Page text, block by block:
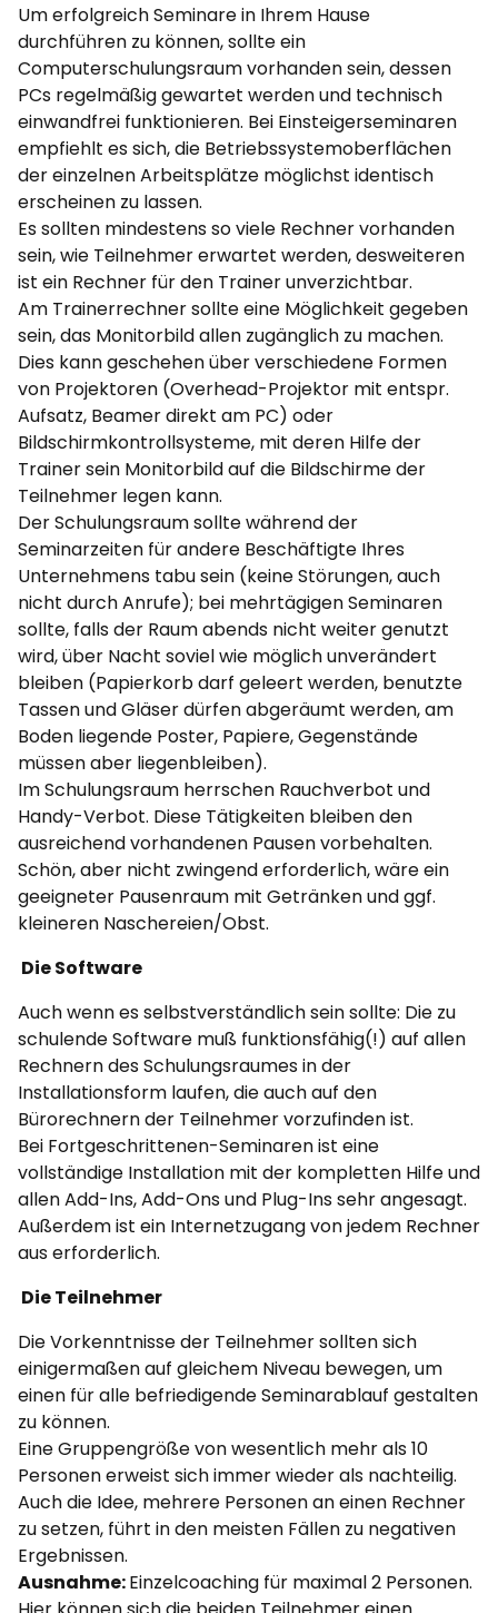
Um erfolgreich Seminare in Ihrem Hause
durchführen zu können, sollte ein
Computerschulungsraum vorhanden sein, dessen
PCs regelmäßig gewartet werden und technisch
einwandfrei funktionieren. Bei Einsteigerseminaren
empfiehlt es sich, die Betriebssystemoberflächen
der einzelnen Arbeitsplätze möglichst identisch
erscheinen zu lassen.
Es sollten mindestens so viele Rechner vorhanden
sein, wie Teilnehmer erwartet werden, desweiteren
ist ein Rechner für den Trainer unverzichtbar.
Am Trainerrechner sollte eine Möglichkeit gegeben
sein, das Monitorbild allen zugänglich zu machen.
Dies kann geschehen über verschiedene Formen
von Projektoren (Overhead-Projektor mit entspr.
Aufsatz, Beamer direkt am PC) oder
Bildschirmkontrollsysteme, mit deren Hilfe der
Trainer sein Monitorbild auf die Bildschirme der
Teilnehmer legen kann.
Der Schulungsraum sollte während der
Seminarzeiten für andere Beschäftigte Ihres
Unternehmens tabu sein (keine Störungen, auch
nicht durch Anrufe); bei mehrtägigen Seminaren
sollte, falls der Raum abends nicht weiter genutzt
wird, über Nacht soviel wie möglich unverändert
bleiben (Papierkorb darf geleert werden, benutzte
Tassen und Gläser dürfen abgeräumt werden, am
Boden liegende Poster, Papiere, Gegenstände
müssen aber liegenbleiben).
Im Schulungsraum herrschen Rauchverbot und
Handy-Verbot. Diese Tätigkeiten bleiben den
ausreichend vorhandenen Pausen vorbehalten.
Schön, aber nicht zwingend erforderlich, wäre ein
geeigneter Pausenraum mit Getränken und ggf.
kleineren Naschereien/Obst.
Die Software
Auch wenn es selbstverständlich sein sollte: Die zu
schulende Software muß funktionsfähig(!) auf allen
Rechnern des Schulungsraumes in der
Installationsform laufen, die auch auf den
Bürorechnern der Teilnehmer vorzufinden ist.
Bei Fortgeschrittenen-Seminaren ist eine
vollständige Installation mit der kompletten Hilfe und
allen Add-Ins, Add-Ons und Plug-Ins sehr angesagt.
Außerdem ist ein Internetzugang von jedem Rechner
aus erforderlich.
Die Teilnehmer
Die Vorkenntnisse der Teilnehmer sollten sich
einigermaßen auf gleichem Niveau bewegen, um
einen für alle befriedigende Seminarablauf gestalten
zu können.
Eine Gruppengröße von wesentlich mehr als 10
Personen erweist sich immer wieder als nachteilig.
Auch die Idee, mehrere Personen an einen Rechner
zu setzen, führt in den meisten Fällen zu negativen
Ergebnissen.
Ausnahme:Einzelcoaching für maximal 2 Personen.